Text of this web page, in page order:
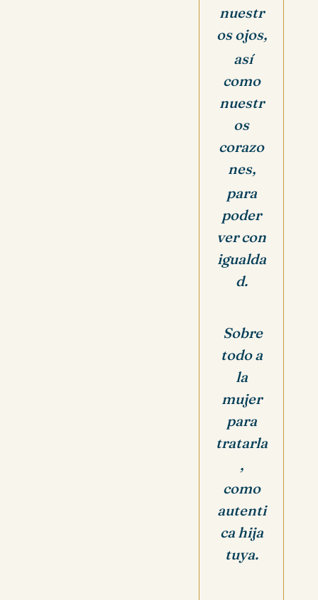
nuestr
os ojos,
así
como
nuestr
os
corazo
nes,
para
poder
ver con
igualda
d.
Sobre
todo a
la
mujer
para
tratarla
,
como
autenti
ca hija
tuya.